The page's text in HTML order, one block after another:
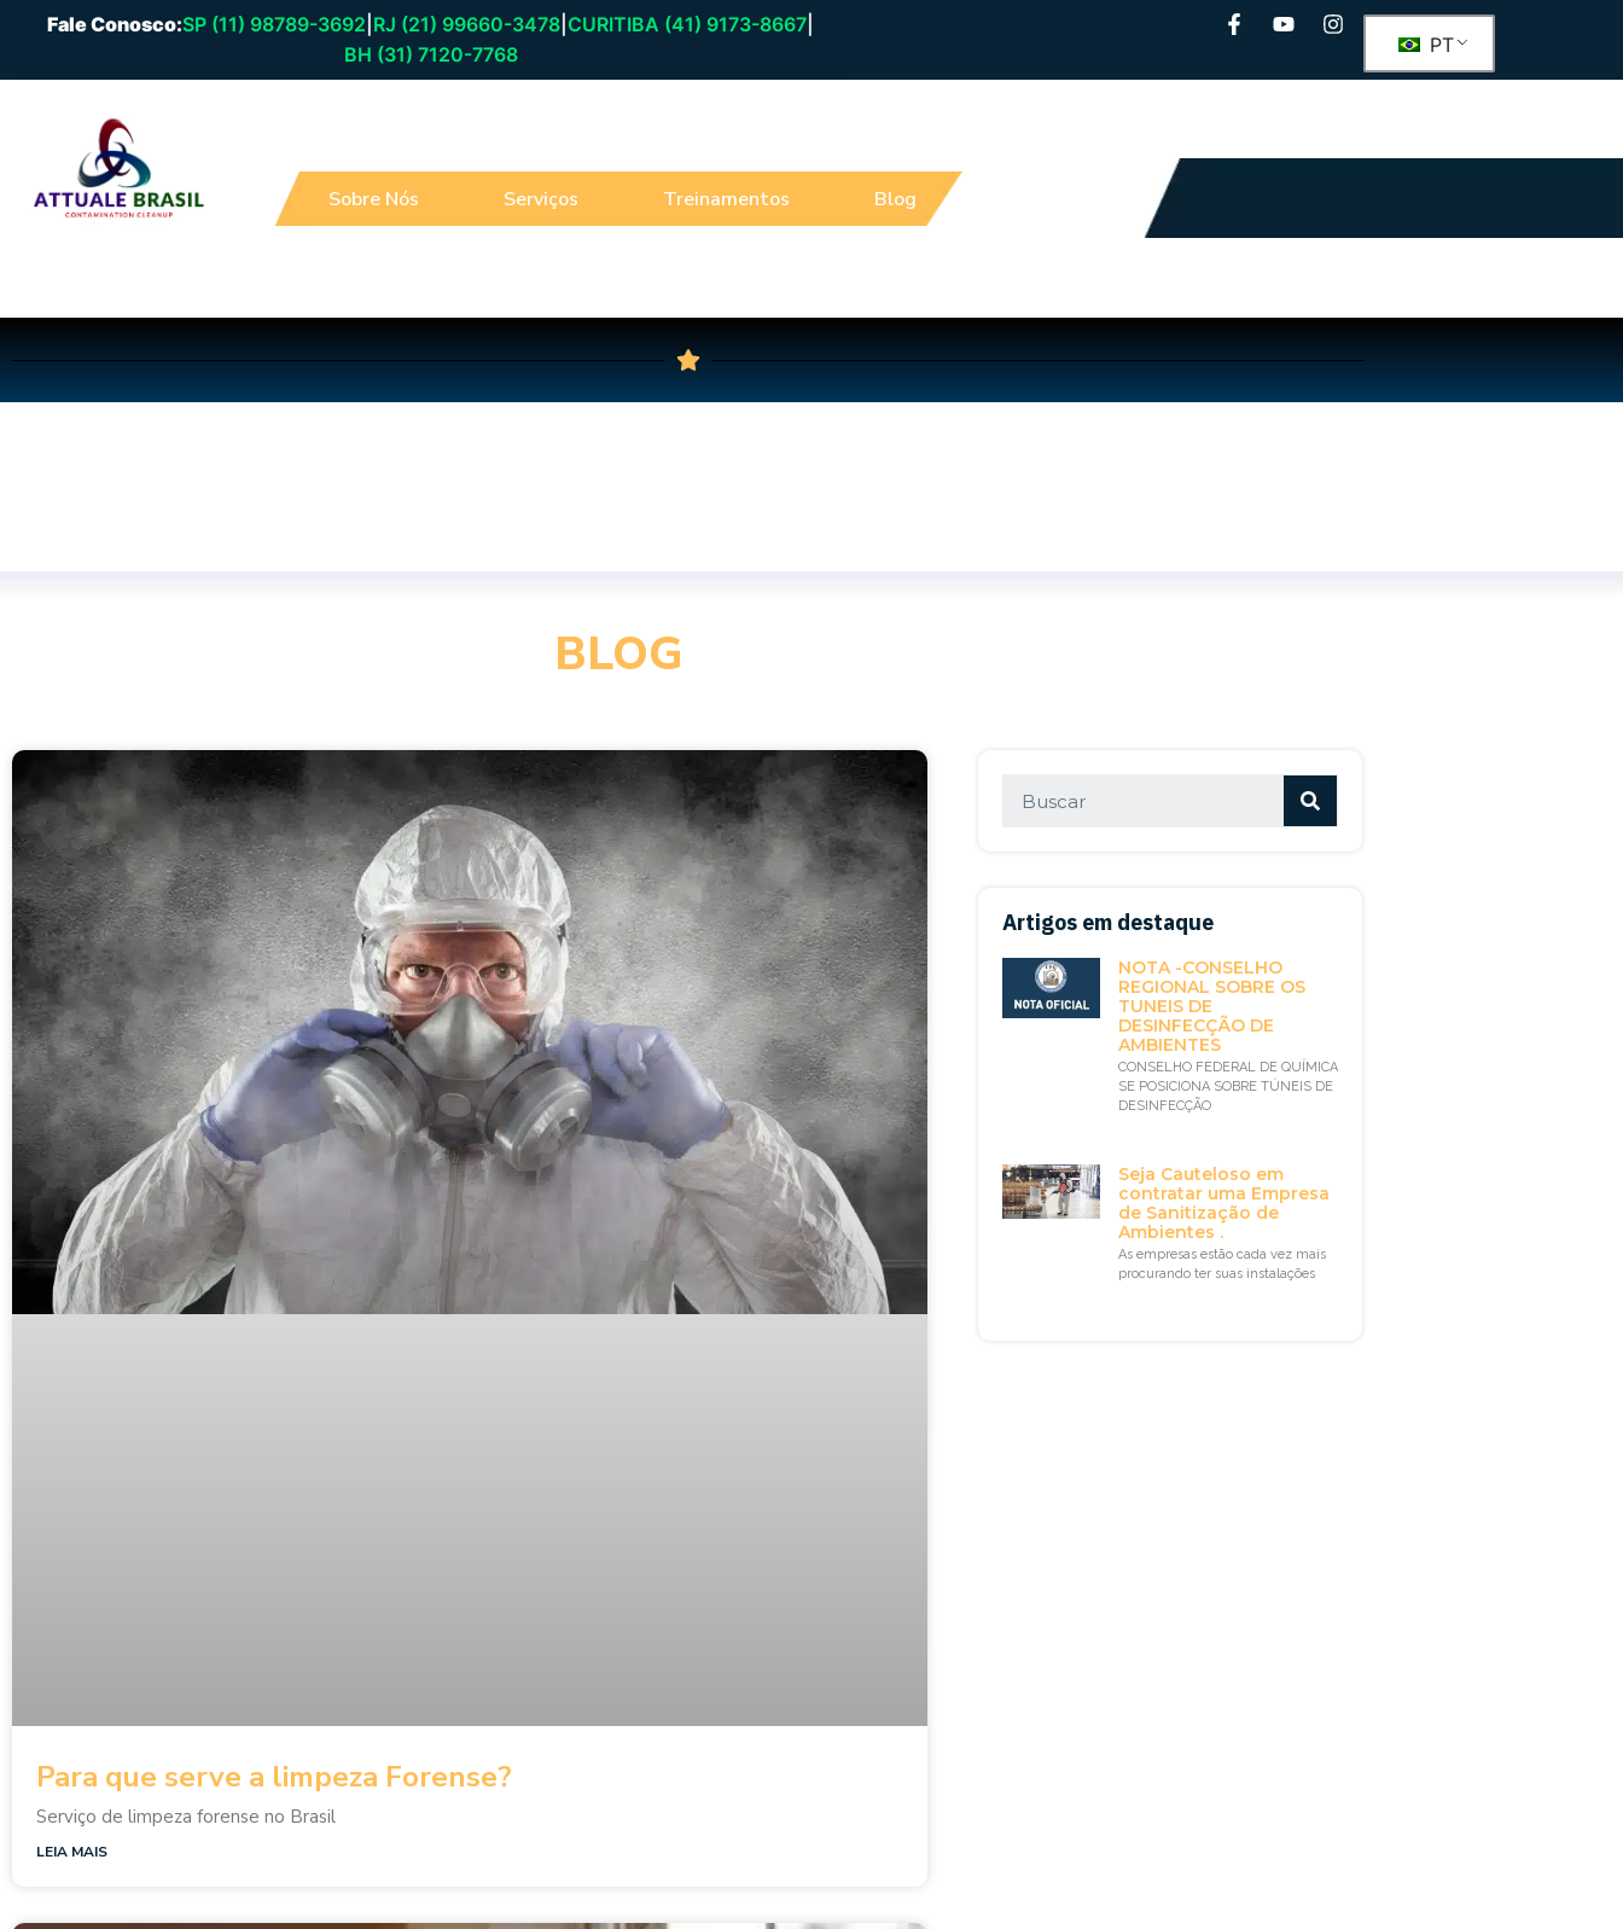
Fale Conosco:SP (11) 98789-3692 RJ (21) 99660-3478 CURITIBA (41) 9173-8667
BH (31) 7120-7768
PT
Sobre Nós Serviços Treinamentos Blog
BLOG
Para que serve a limpeza Forense?
Serviço de limpeza forense no Brasil
LEIA MAIS
Artigos em destaque
NOTA -CONSELHO
REGIONAL SOBRE OS
TUNEIS DE
DESINFECÇÃO DE
AMBIENTES
CONSELHO FEDERAL DE QUÍMICA
SE POSICIONA SOBRE TÚNEIS DE
DESINFECÇÃO
Seja Cauteloso em
contratar uma Empresa
de Sanitização de
Ambientes .
As empresas estão cada vez mais
procurando ter suas instalações